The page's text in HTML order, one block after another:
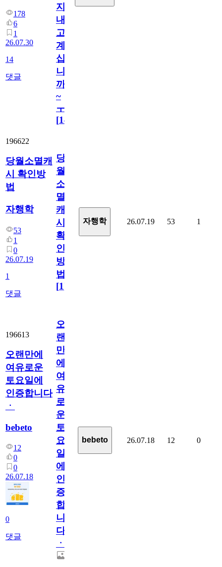
178
6
1
26.07.30
14
댓글
지
내
고
계
십
니
까
~
ㅜ
[14
196622
당월소멸캐
시 확인방
법
자행학
53
1
0
26.07.19
1
댓글
당
월
소
멸
캐
시
확
인
방
법
[1]
자행학 26.07.19 53 1
196613
오랜만에
여유로운
토요일에
인증합니다
ㆍ
bebeto
12
0
0
26.07.18
0
댓글
오
랜
만
에
여
유
로
운
토
요
일
에
인
증
합
니
다
ㆍ
bebeto 26.07.18 12 0